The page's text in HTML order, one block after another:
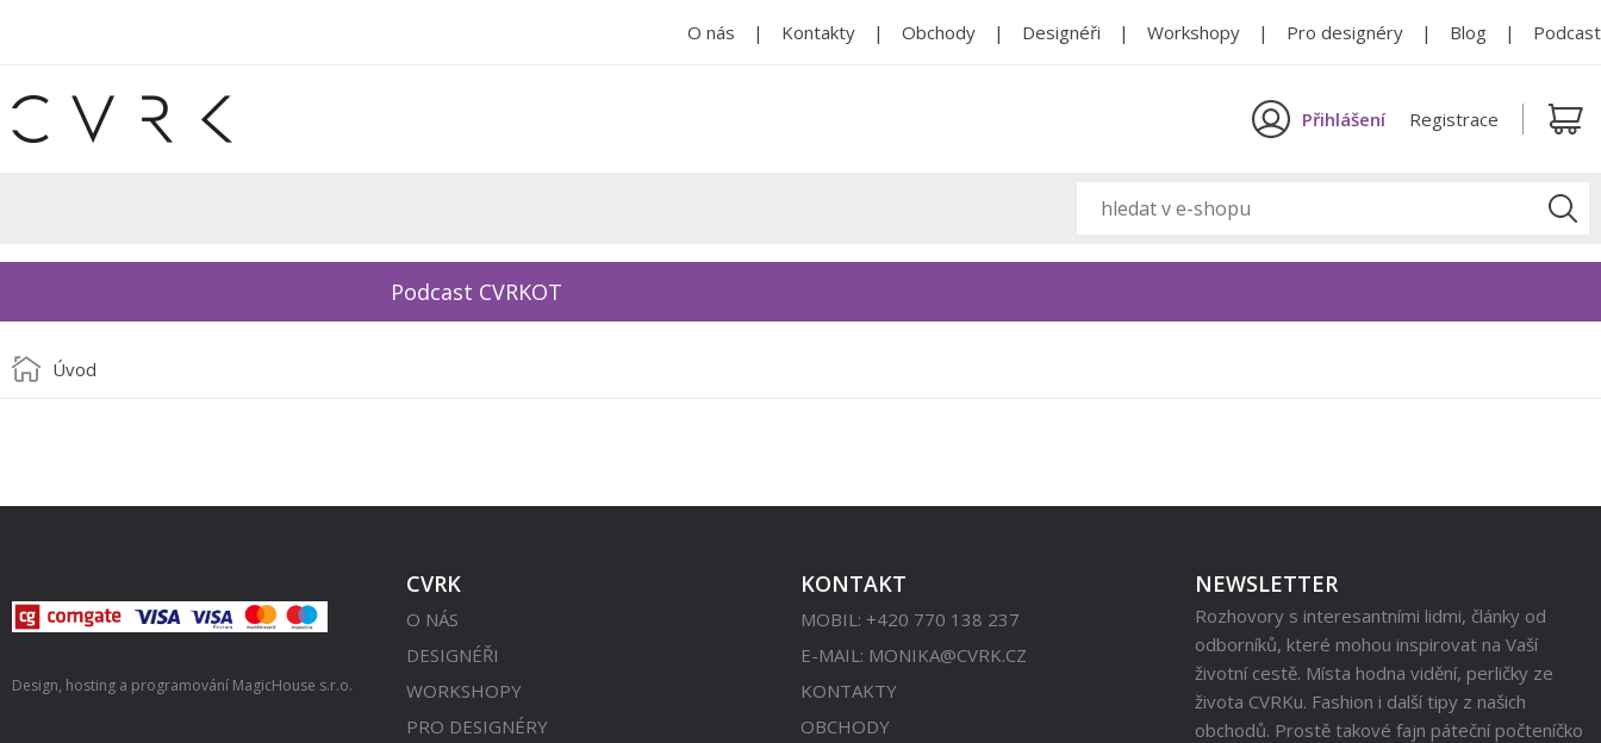
O nás Kontakty Obchody Designéři Workshopy Pro designéry Blog Podcast
Přihlášení Registrace
Podcast CVRKOT
Úvod
Design, hosting a programování MagicHouse s.r.o.
CVRK
O NÁS
DESIGNÉŘI
WORKSHOPY
PRO DESIGNÉRY
KONTAKT
MOBIL: +420 770 138 237
E-MAIL: MONIKA@CVRK.CZ
KONTAKTY
OBCHODY
NEWSLETTER
Rozhovory s interesantními lidmi, články od
odborníků, které mohou inspirovat na Vaší
životní cestě. Místa hodna vidění, perličky ze
života CVRKu. Fashion i další tipy z našich
obchodů. Prostě takové fajn páteční počteníčko